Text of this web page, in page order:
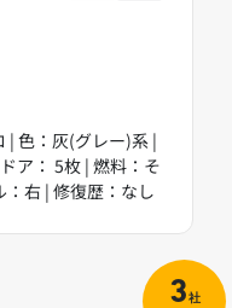
| 色：灰(グレー)系 |
ア： 5枚 | 燃料：そ
：右 | 修復歴：なし
3社